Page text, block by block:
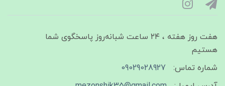
هفت روز هفته ، ۲۴ ساعت شبانه‌روز پاسخگوی شما
هستیم
شماره تماس:
09029028927